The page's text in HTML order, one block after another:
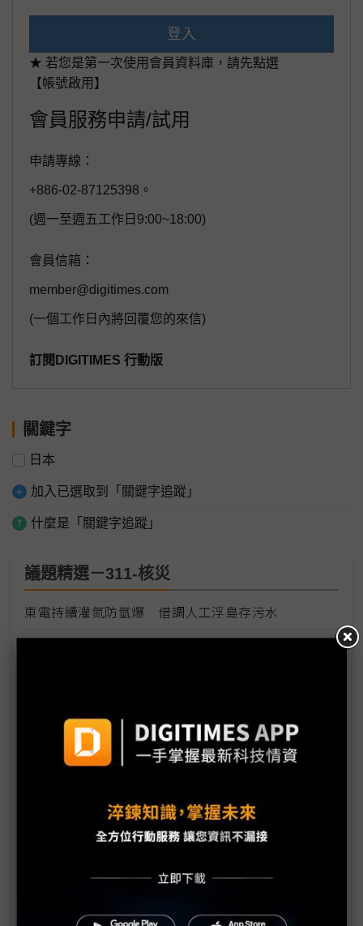
登入
★ 若您是第一次使用會員資料庫，請先點選
【帳號啟用】
會員服務申請/試用
申請專線：
+886-02-87125398。
(週一至週五工作日9:00~18:00)
會員信箱：
member@digitimes.com
(一個工作日內將回覆您的來信)
訂閱DIGITIMES 行動版
關鍵字
日本
加入已選取到「關鍵字追蹤」
什麼是「關鍵字追蹤」
議題精選－311-核災
東電持續灌氮防氫爆 借調人工浮島存污水
IAEA：日本核安危機距終點尚遠
日本核災刺激需求有限 長期核電與再生能源結合機
日本核災挑動全球敏感神經 凸顯再生能源價值